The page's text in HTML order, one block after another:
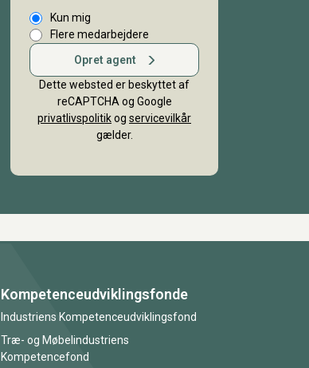
Kun mig
Flere medarbejdere
Opret agent
Dette websted er beskyttet af
reCAPTCHA og Google
privatlivspolitikog servicevilkår
gælder.
Kompetenceudviklingsfonde
Industriens Kompetenceudviklingsfond
Træ- og Møbelindustriens
Kompetencefond